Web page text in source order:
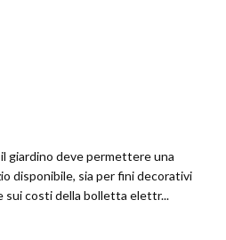
giardino deve permettere una
disponibile, sia per fini decorativi
sui costi della bolletta elettr...